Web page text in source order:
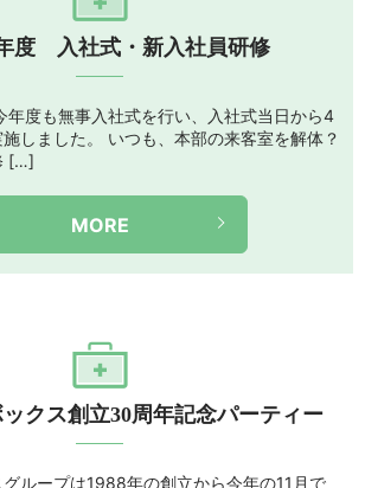
度 入社式・新入社員研修
年度も無事入社式を行い、入社式当日から4
しました。 いつも、本部の来客室を解体？
[…]
MORE
クス創立30周年記念パーティー
グループは1988年の創立から今年の11月で